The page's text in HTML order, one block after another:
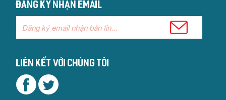
Đăng ký nhận email
Liên kết với chúng tôi